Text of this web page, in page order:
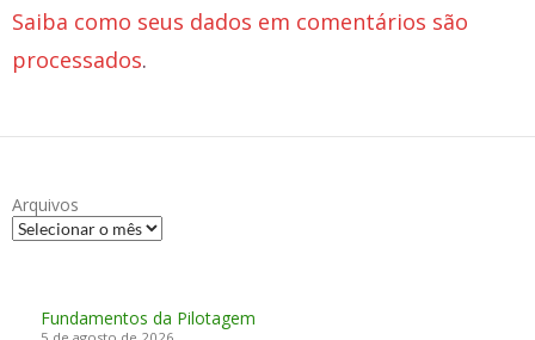
Saiba como seus dados em comentários são
processados.
Arquivos
Fundamentos da Pilotagem